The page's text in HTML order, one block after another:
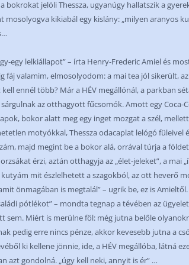
bokrokat jelöli Thessza, ugyanúgy hallatszik a
mosolyogva kikiabál egy kislány: „milyen aranyos
egy lelkiállapot” – írta Henry-Frederic Amiel és
fáj valamim, elmosolyodom: a mai tea jól sikerült,
ennél több? Már a HÉV megállónál, a parkban
sárgulnak az otthagyott fűcsomók. Amott egy Coca-
bokor alatt meg egy inget mozgat a szél,
motyókkal, Thessza odacaplat lelógó füleivel
majd megint be a bokor alá, orrával túrja a
érzi, aztán otthagyja az „élet-jeleket”, a mai
kutyám mit észlelhetett a szagokból, az ott heverő
önmagában is megtalál” – ugrik be, ez is
pótlékot” – mondta tegnap a tévében az
sem. Miért is merülne föl: még jutna belőle
pedig erre nincs pénze, akkor kevesebb jutna a
ki kellene jönnie, ide, a HÉV megállóba, látná
azt gondolná. „úgy kell neki, annyit is ér” …